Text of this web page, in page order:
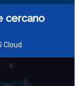
cercano
Cloud